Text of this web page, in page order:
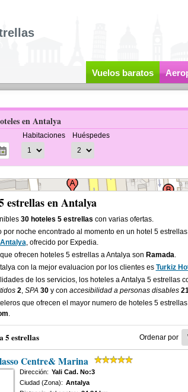
Vuelos baratos
en Antalya
Habitaciones Huéspedes
estrellas en Antalya
30 hoteles 5 estrellas con varias ofertas.
por noche encontrado al momento en un hotel 5
, ofrecido por Expedia.
ofrecen hoteles 5 estrellas a Antalya son Ramada.
con la mejor evaluacion por los clientes es Turkiz
de los servicios, los hoteles a Antalya 5 estrellas
2, SPA 30y con accesibilidad a personas disables
que ofrecen el mayor numero de hoteles 5
.
5 estrellas Ordenar por
Centre& Marina
Dirección: Yali Cad. No:3
Ciudad (Zona): Antalya